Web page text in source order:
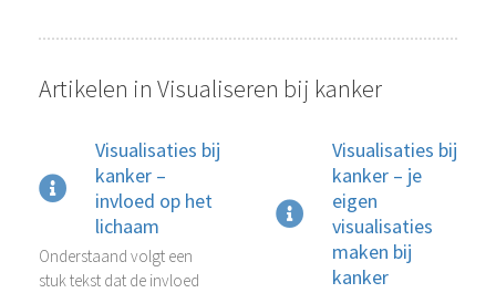
Artikelen in Visualiseren bij kanker
Visualisaties bij
kanker –
invloed op het
lichaam
Onderstaand volgt een
stuk tekst dat de invloed
Visualisaties bij
kanker – je
eigen
visualisaties
maken bij
kanker